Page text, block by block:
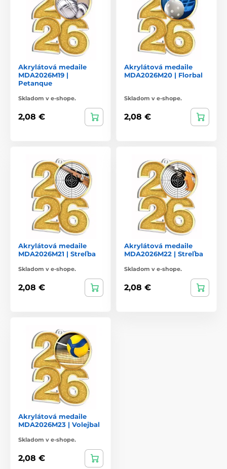
Akrylátová medaile
MDA2026M19 |
Petanque
Skladom v e-shope.
2,08 €
Akrylátová medaile
MDA2026M20 | Florbal
Skladom v e-shope.
2,08 €
Akrylátová medaile
MDA2026M21 | Streľba
Skladom v e-shope.
2,08 €
Akrylátová medaile
MDA2026M22 | Streľba
Skladom v e-shope.
2,08 €
Akrylátová medaile
MDA2026M23 | Volejbal
Skladom v e-shope.
2,08 €